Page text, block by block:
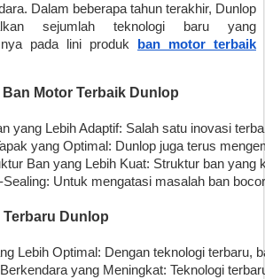
Dalam beberapa tahun terakhir, Dunlop
sejumlah teknologi baru yang
pada lini produk
ban motor terbaik
Motor Terbaik Dunlop
yang Lebih Adaptif: Salah satu inovasi
yang Optimal: Dunlop juga terus
Ban yang Lebih Kuat: Struktur ban
Sealing: Untuk mengatasi masalah ban
Terbaru Dunlop
Lebih Optimal: Dengan teknologi
yang Meningkat: Teknologi